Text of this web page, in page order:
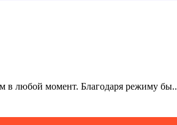
в любой момент. Благодаря режиму бы..